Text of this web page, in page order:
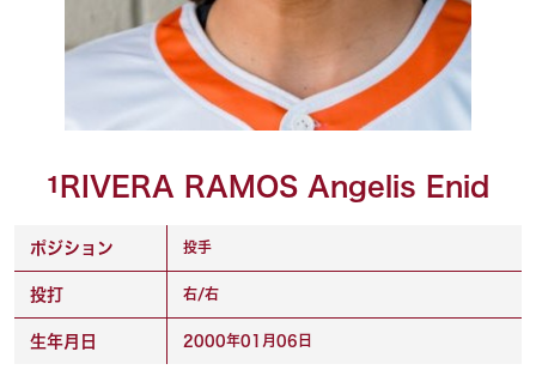
1 RIVERA RAMOS Angelis Enid
ポジション 投手
投打 右/右
生年月日 2000年01月06日